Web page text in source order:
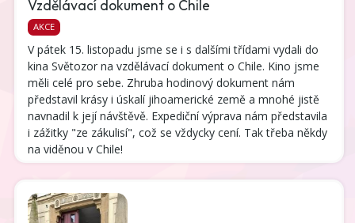
Vzdělávací dokument o Chile
AKCE
V pátek 15. listopadu jsme se i s dalšími třídami vydali do
kina Světozor na vzdělávací dokument o Chile. Kino jsme
měli celé pro sebe. Zhruba hodinový dokument nám
představil krásy i úskalí jihoamerické země a mnohé jistě
navnadil k její návštěvě. Expediční výprava nám představila
i zážitky "ze zákulisí", což se vždycky cení. Tak třeba někdy
na viděnou v Chile!